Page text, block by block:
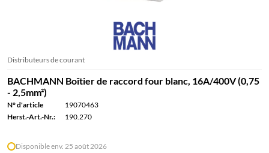
Distributeurs de courant
BACHMANN Boîtier de raccord four blanc, 16A/400V (0,75
- 2,5mm²)
N° d'article
19070463
Herst.-Art.-Nr.:
190.270
Disponible env. 25 août 2026